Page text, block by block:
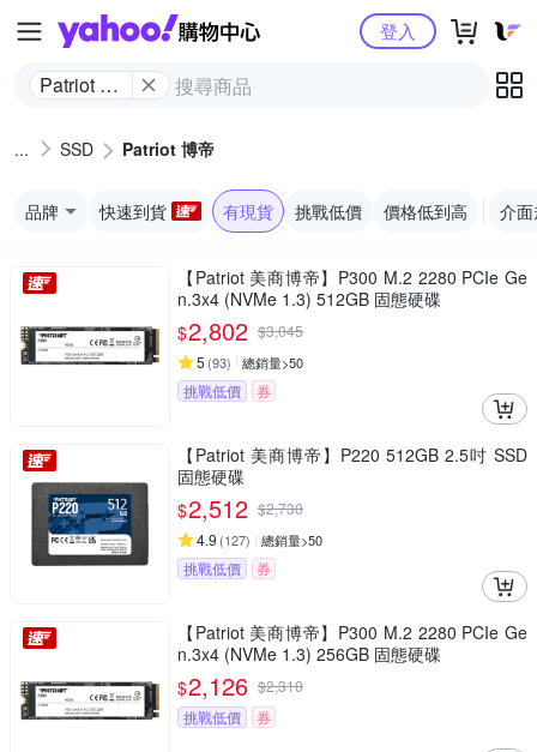
Yahoo購物中心
Patriot 博
登入
SSD Patriot 博帝
品牌 快速到貨 有現貨 挑戰低價 價格低到高 介
【Patriot 美商博帝】P300 M.2 2280 PCIe Ge
n.3x4 (NVMe 1.3) 512GB 固態硬碟
$2,802 $3,045
5 (93) 總銷量>50
挑戰低價 券
【Patriot 美商博帝】P220 512GB 2.5吋 SSD
固態硬碟
$2,512 $2,730
4.9 (127) 總銷量>50
挑戰低價 券
【Patriot 美商博帝】P300 M.2 2280 PCIe Ge
n.3x4 (NVMe 1.3) 256GB 固態硬碟
$2,126 $2,310
挑戰低價
券